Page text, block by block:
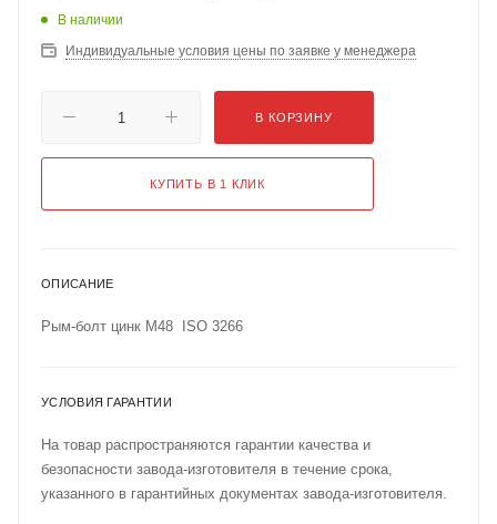
В наличии
Индивидуальные условия цены по заявке у менеджера
В КОРЗИНУ
КУПИТЬ В 1 КЛИК
ОПИСАНИЕ
Рым-болт цинк M48 ISO 3266
УСЛОВИЯ ГАРАНТИИ
На товар распространяются гарантии качества и
безопасности завода-изготовителя в течение срока,
указанного в гарантийных документах завода-изготовителя.